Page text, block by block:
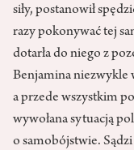
siły, postanowił
razy pokonywać tej
dotarła do niego z
Benjamina niezwykle
a przede wszystkim
wywołana sytuacją
o samobójstwie.